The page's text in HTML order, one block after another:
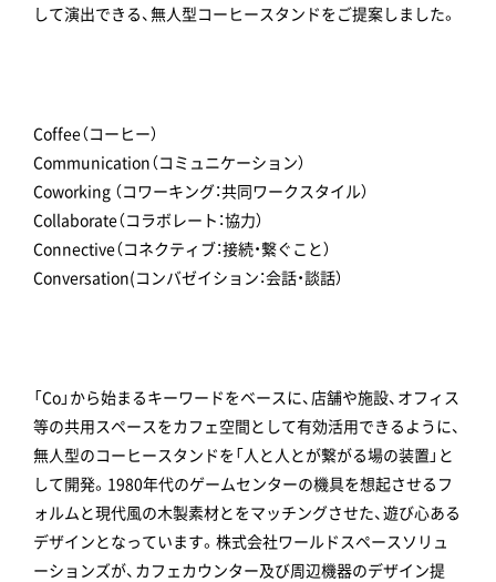
して演出できる、無人型コーヒースタンドをご提案しました。
Coffee（コーヒー）
Communication（コミュニケーション）
Coworking （コワーキング：共同ワークスタイル）
Collaborate（コラボレート：協力）
Connective（コネクティブ：接続・繋ぐこと）
Conversation(コンバゼイション：会話・談話）
「Co」から始まるキーワードをベースに、店舗や施設、オフィス
等の共用スペースをカフェ空間として有効活用できるように、
無人型のコーヒースタンドを「人と人とが繋がる場の装置」と
して開発。1980年代のゲームセンターの機具を想起させるフ
ォルムと現代風の木製素材とをマッチングさせた、遊び心ある
デザインとなっています。株式会社ワールドスペースソリュ
ーションズが、カフェカウンター及び周辺機器のデザイン提